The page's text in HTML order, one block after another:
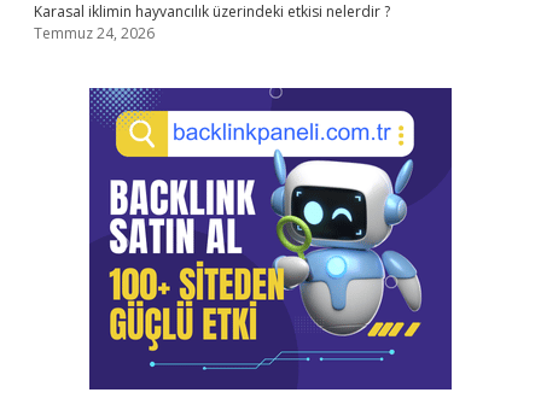
Karasal iklimin hayvancılık üzerindeki etkisi nelerdir ?
Temmuz 24, 2026